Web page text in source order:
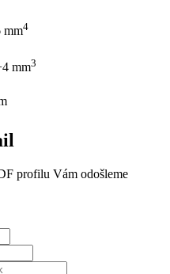
mm4
mm3
profilu Vám odošleme